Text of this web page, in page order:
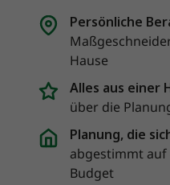
Persönliche
Hause
Alles aus einer
über die
Planung, die
abgestimmt
Budget